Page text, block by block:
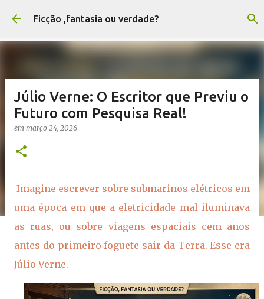
Pular para o conteúdo principal
Ficção ,fantasia ou verdade?
Júlio Verne: O Escritor que Previu o
Futuro com Pesquisa Real!
em março 24, 2026
Imagine escrever sobre submarinos elétricos em
uma época em que a eletricidade mal iluminava
as ruas, ou sobre viagens espaciais cem anos
antes do primeiro foguete sair da Terra. Esse era
Júlio Verne.